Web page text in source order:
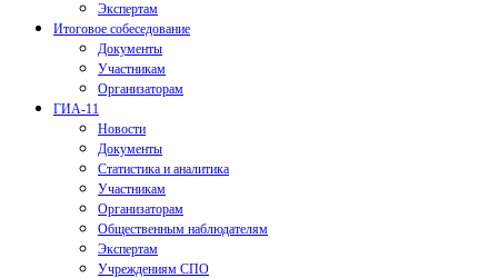
Экспертам
Итоговое собеседование
Документы
Участникам
Организаторам
ГИА-11
Новости
Документы
Статистика и аналитика
Участникам
Организаторам
Общественным наблюдателям
Экспертам
Учреждениям СПО